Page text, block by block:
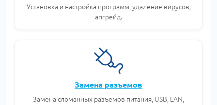
Установка и настройка программ, удаление вирусов,
апгрейд.
Замена разъемов
Замена сломанных разъемов питания, USB, LAN,